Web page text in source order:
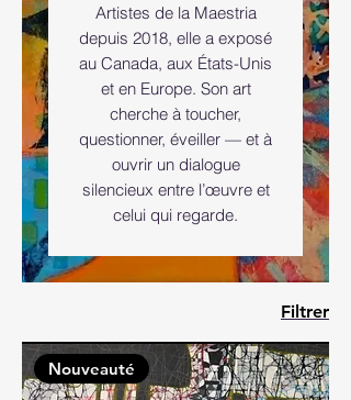
Artistes de la Maestria
depuis 2018, elle a exposé
au Canada, aux États-Unis
et en Europe. Son art
cherche à toucher,
questionner, éveiller — et à
ouvrir un dialogue
silencieux entre l’œuvre et
celui qui regarde.
Filtrer
Nouveauté